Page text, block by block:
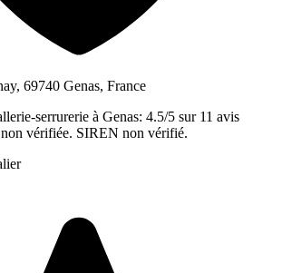
69740 Genas, France
serrurerie à Genas: 4.5/5 sur 11 avis
vérifiée. SIREN non vérifié.